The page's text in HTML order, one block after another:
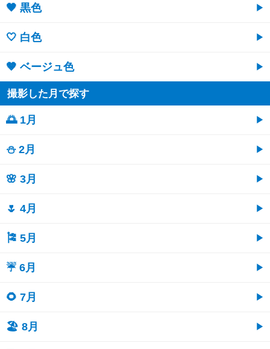
🖤 黒色
🤍 白色
🤎 ベージュ色
撮影した月で探す
🌅 1月
⛄ 2月
🌸 3月
🌷 4月
🎏 5月
☔ 6月
🌻 7月
🏖 8月